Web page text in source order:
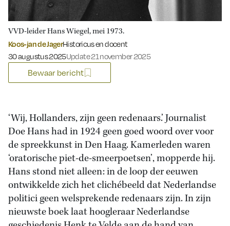
VVD-leider Hans Wiegel, mei 1973.
Koos-jan de JagerHistoricus en docent
Gepubliceerd op:
30 augustus 2025Update 21 november 2025
Bewaar bericht
‘Wij, Hollanders, zijn geen redenaars.’ Journalist
Doe Hans had in 1924 geen goed woord over voor
de spreekkunst in Den Haag. Kamerleden waren
‘oratorische piet-de-smeerpoetsen’, mopperde hij.
Hans stond niet alleen: in de loop der eeuwen
ontwikkelde zich het clichébeeld dat Nederlandse
politici geen welsprekende redenaars zijn. In zijn
nieuwste boek laat hoogleraar Nederlandse